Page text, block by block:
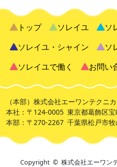
自己評価表【ソレイ
2026.07.01
事業所安全計画【ソ
2026.07.01
事業所安全計画【ソ
2026.07.01
事業所安全計画【ソ
2026.07.01
事業所安全計画【ソレ
トップ ソレイユ ソ
ソレイユ・シャイン
ソ
ソレイユで働く
お問い
（本部）株式会社エーワンテクニカ
本社：〒124-0005 東京都葛飾区宝
本部：〒270-2267 千葉県松戸市
Copyright © 株式会社エーワン